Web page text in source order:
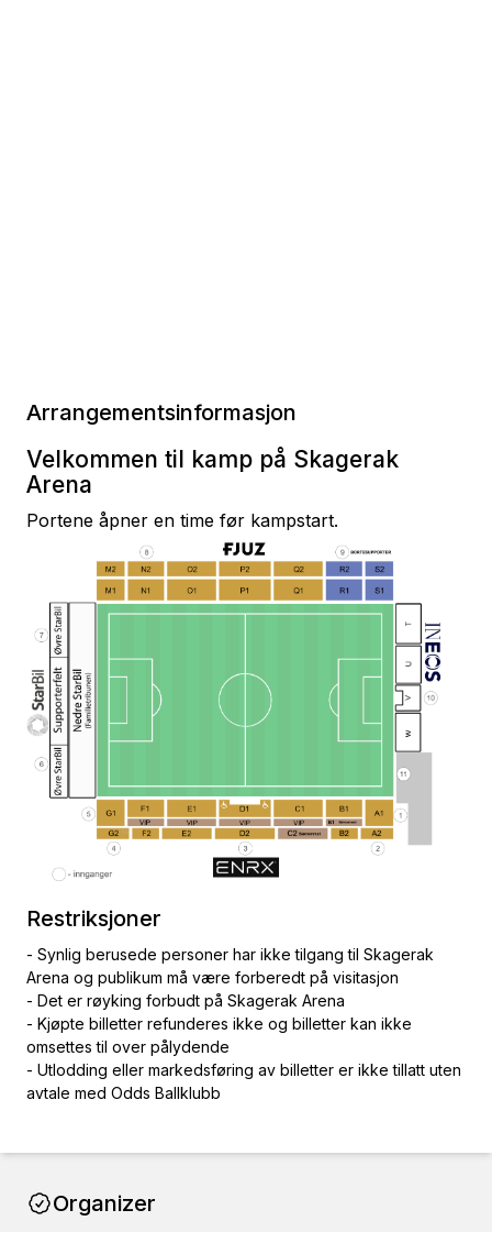
Arrangementsinformasjon
Velkommen til kamp på Skagerak
Arena
Portene åpner en time før kampstart.
Restriksjoner
- Synlig berusede personer har ikke tilgang til Skagerak
Arena og publikum må være forberedt på visitasjon
- Det er røyking forbudt på Skagerak Arena
- Kjøpte billetter refunderes ikke og billetter kan ikke
omsettes til over pålydende
- Utlodding eller markedsføring av billetter er ikke tillatt uten
avtale med Odds Ballklubb
Organizer